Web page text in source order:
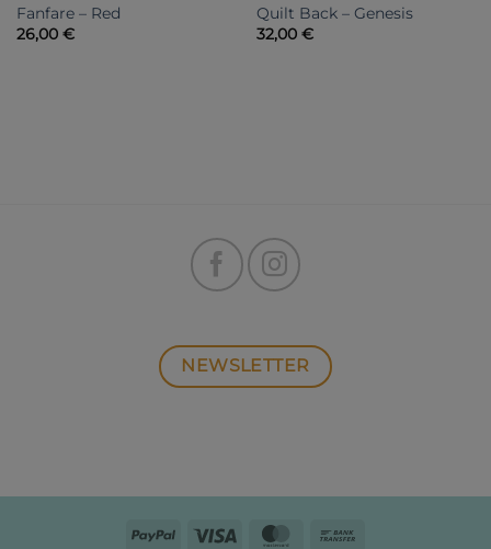
Fanfare – Red
26,00 €
Quilt Back – Genesis
32,00 €
NEWSLETTER
PayPal Visa MasterCard